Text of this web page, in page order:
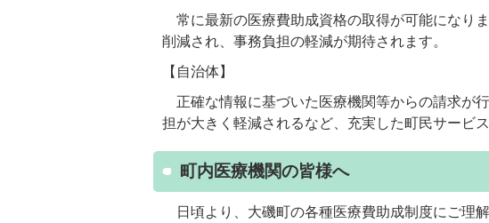
常に最新の医療費助成資格の取得が可能になり
削減され、事務負担の軽減が期待されます。
【自治体】
正確な情報に基づいた医療機関等からの請求が
担が大きく軽減されるなど、充実した町民サービ
町内医療機関の皆様へ
日頃より、大磯町の各種医療費助成制度にご理